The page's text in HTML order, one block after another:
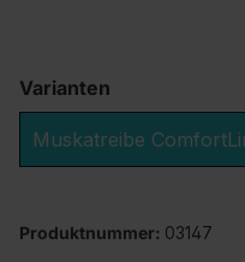
Varianten
Muskatreibe
Produktnummer: 03147